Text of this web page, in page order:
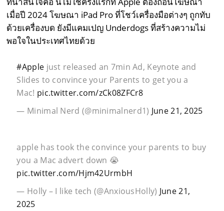
เมื่อปี 2024 โฆษณา iPad Pro ที่โชว์เครื่องมือต่างๆ ถูกทับ
ด้วยเครื่องบด ยังมีแคมเปญ Underdogs ที่สร้างความไม่
พอใจในประเทศไทยด้วย
#Apple just released an 7min Ad, Keynote and
Slides to convince your Parents to get you a
Mac! pic.twitter.com/zCk08ZFCr8
— Minimal Nerd (@minimalnerd1) June 21, 2025
apple has took the convince your parents to buy
you a Mac advert down 😭
pic.twitter.com/Hjm42UrmbH
— Holly – I like tech (@AnxiousHolly) June 21,
2025